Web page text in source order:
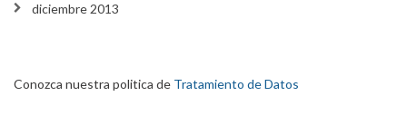
diciembre 2013
Conozca nuestra politica de Tratamiento de Datos